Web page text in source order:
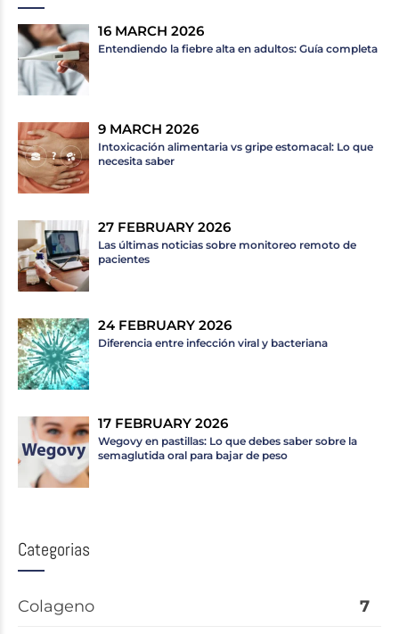
16 MARCH 2026
Entendiendo la fiebre alta en adultos: Guía completa
9 MARCH 2026
Intoxicación alimentaria vs gripe estomacal: Lo que
necesita saber
27 FEBRUARY 2026
Las últimas noticias sobre monitoreo remoto de
pacientes
24 FEBRUARY 2026
Diferencia entre infección viral y bacteriana
17 FEBRUARY 2026
Wegovy en pastillas: Lo que debes saber sobre la
semaglutida oral para bajar de peso
Categorias
Colageno 7